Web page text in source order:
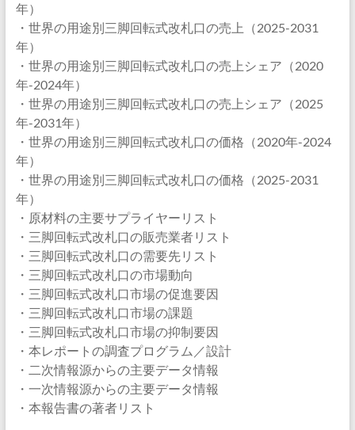
年）
・世界の用途別三脚回転式改札口の売上（2025-2031
年）
・世界の用途別三脚回転式改札口の売上シェア（2020
年-2024年）
・世界の用途別三脚回転式改札口の売上シェア（2025
年-2031年）
・世界の用途別三脚回転式改札口の価格（2020年-2024
年）
・世界の用途別三脚回転式改札口の価格（2025-2031
年）
・原材料の主要サプライヤーリスト
・三脚回転式改札口の販売業者リスト
・三脚回転式改札口の需要先リスト
・三脚回転式改札口の市場動向
・三脚回転式改札口市場の促進要因
・三脚回転式改札口市場の課題
・三脚回転式改札口市場の抑制要因
・本レポートの調査プログラム／設計
・二次情報源からの主要データ情報
・一次情報源からの主要データ情報
・本報告書の著者リスト